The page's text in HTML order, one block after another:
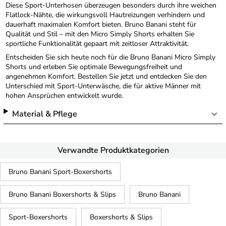
Diese Sport-Unterhosen überzeugen besonders durch ihre weichen
Flatlock-Nähte, die wirkungsvoll Hautreizungen verhindern und
dauerhaft maximalen Komfort bieten. Bruno Banani steht für
Qualität und Stil – mit den Micro Simply Shorts erhalten Sie
sportliche Funktionalität gepaart mit zeitloser Attraktivität.
Entscheiden Sie sich heute noch für die Bruno Banani Micro Simply
Shorts und erleben Sie optimale Bewegungsfreiheit und
angenehmen Komfort. Bestellen Sie jetzt und entdecken Sie den
Unterschied mit Sport-Unterwäsche, die für aktive Männer mit
hohen Ansprüchen entwickelt wurde.
Material & Pflege
Verwandte Produktkategorien
Bruno Banani Sport-Boxershorts
Bruno Banani Boxershorts & Slips Bruno Banani
Sport-Boxershorts Boxershorts & Slips